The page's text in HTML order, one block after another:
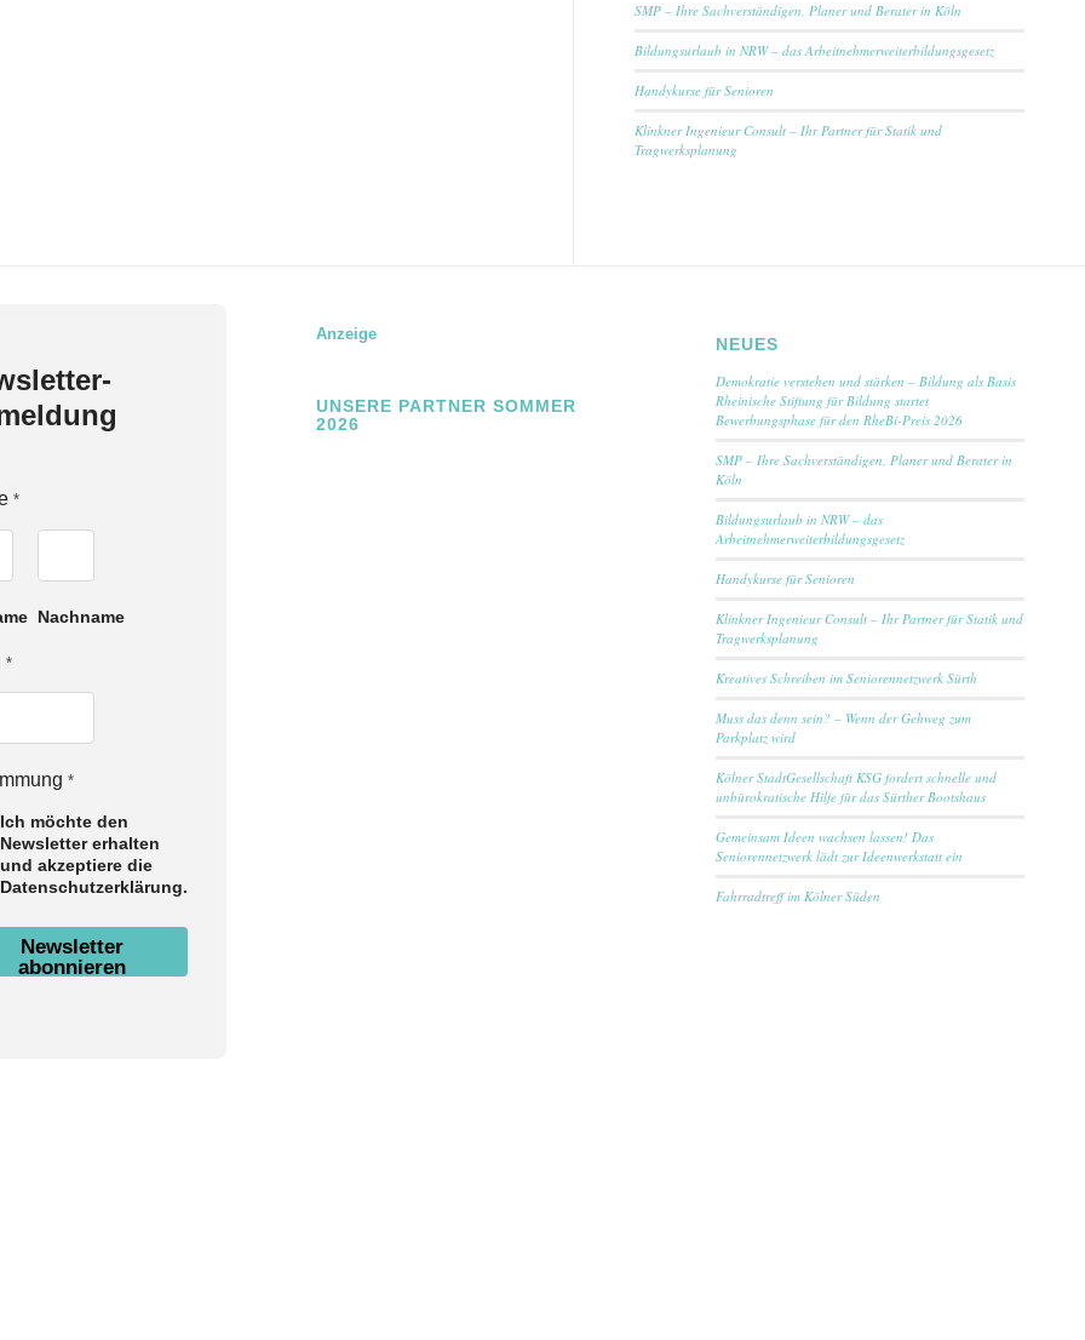
SMP – Ihre Sachverständigen, Planer und Berater in Köln
Bildungsurlaub in NRW – das Arbeitnehmerweiterbildungsgesetz
Handykurse für Senioren
Klinkner Ingenieur Consult – Ihr Partner für Statik und
Tragwerksplanung
*
Nachname
*
*
Ich möchte den
Newsletter erhalten
und akzeptiere die
Datenschutzerklärung.
Newsletter
abonnieren
Anzeige
UNSERE PARTNER SOMMER
2026
NEUES
Demokratie verstehen und stärken – Bildung als Basis
Rheinische Stiftung für Bildung startet
Bewerbungsphase für den RheBi-Preis 2026
SMP – Ihre Sachverständigen, Planer und Berater in
Köln
Bildungsurlaub in NRW – das
Arbeitnehmerweiterbildungsgesetz
Handykurse für Senioren
Klinkner Ingenieur Consult – Ihr Partner für Statik und
Tragwerksplanung
Kreatives Schreiben im Seniorennetzwerk Sürth
Muss das denn sein? – Wenn der Gehweg zum
Parkplatz wird
Kölner StadtGesellschaft KSG fordert schnelle und
unbürokratische Hilfe für das Sürther Bootshaus
Gemeinsam Ideen wachsen lassen! Das
Seniorennetzwerk lädt zur Ideenwerkstatt ein
Fahrradtreff im Kölner Süden